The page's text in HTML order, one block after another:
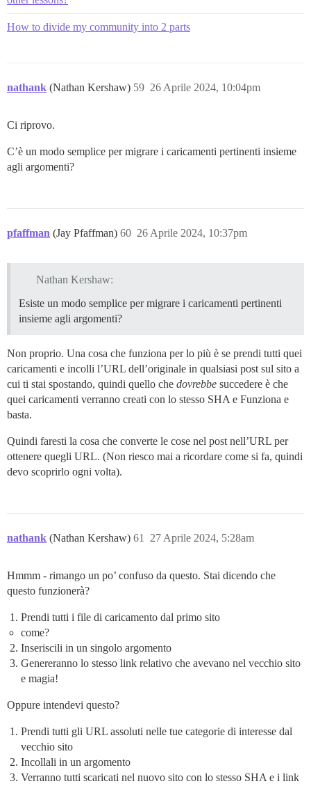
How to divide my community into 2 parts
nathank (Nathan Kershaw) 26 Aprile 2024, 10:04pm
59
Ci riprovo.
C’è un modo semplice per migrare i caricamenti pertinenti insieme
agli argomenti?
pfaffman (Jay Pfaffman) 26 Aprile 2024, 10:37pm
60
Nathan Kershaw:
Esiste un modo semplice per migrare i caricamenti pertinenti
insieme agli argomenti?
Non proprio. Una cosa che funziona per lo più è se prendi tutti quei
caricamenti e incolli l’URL dell’originale in qualsiasi post sul sito a
cui ti stai spostando, quindi quello che dovrebbe succedere è che
quei caricamenti verranno creati con lo stesso SHA e Funziona e
basta.
Quindi faresti la cosa che converte le cose nel post nell’URL per
ottenere quegli URL. (Non riesco mai a ricordare come si fa, quindi
devo scoprirlo ogni volta).
nathank (Nathan Kershaw) 27 Aprile 2024, 5:28am
61
Hmmm - rimango un po’ confuso da questo. Stai dicendo che
questo funzionerà?
Prendi tutti i file di caricamento dal primo sito
come?
Inseriscili in un singolo argomento
Genereranno lo stesso link relativo che avevano nel vecchio sito
e magia!
Oppure intendevi questo?
Prendi tutti gli URL assoluti nelle tue categorie di interesse dal
vecchio sito
Incollali in un argomento
Verranno tutti scaricati nel nuovo sito con lo stesso SHA e i link